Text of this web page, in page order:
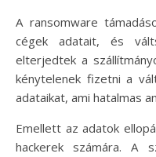
A ransomware
cégek adatait, és
elterjedtek a
kénytelenek fizetni a
adataikat, ami hatalmas
Emellett az adatok
hackerek számára. A